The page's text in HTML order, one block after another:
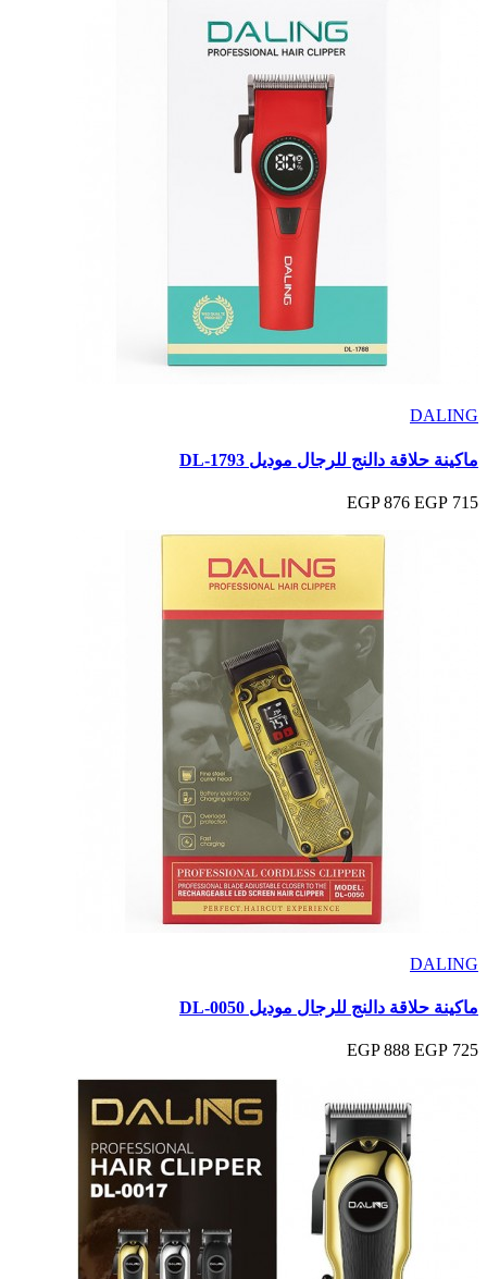
DALING
ماكينة حلاقة دالنج للرجال موديل DL-1793
715 EGP
876 EGP
DALING
ماكينة حلاقة دالنج للرجال موديل DL-0050
725 EGP
888 EGP